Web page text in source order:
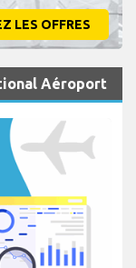
LES OFFRES
Aéroport